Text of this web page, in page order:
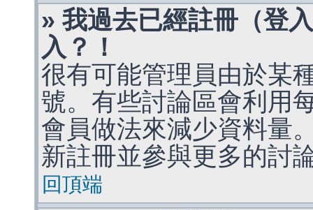
» 我過去已經註冊（登
入？！
很有可能管理員由於某
號。有些討論區會利用
會員做法來減少資料量
新註冊並參與更多的討
回頂端